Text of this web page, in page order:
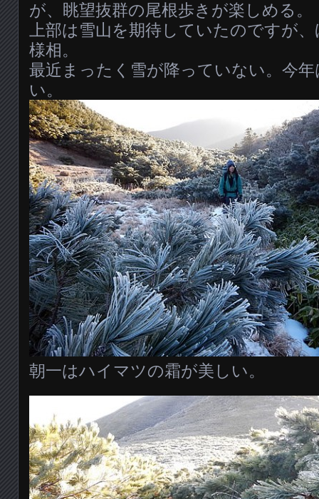
が、眺望抜群の尾根歩きが楽しめる。
上部は雪山を期待していたのですが
様相。
最近まったく雪が降っていない。今
い。
朝一はハイマツの霜が美しい。